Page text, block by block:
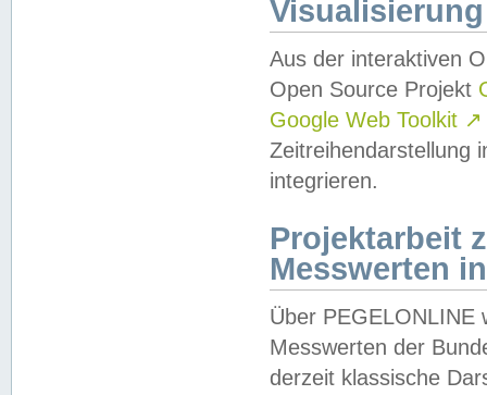
Visualisierung
Aus der interaktiven
Open Source Projekt
Google Web Toolkit ↗
Zeitreihendarstellung
integrieren.
Projektarbeit
Messwerten
Über PEGELONLINE
Messwerten der
derzeit klassische